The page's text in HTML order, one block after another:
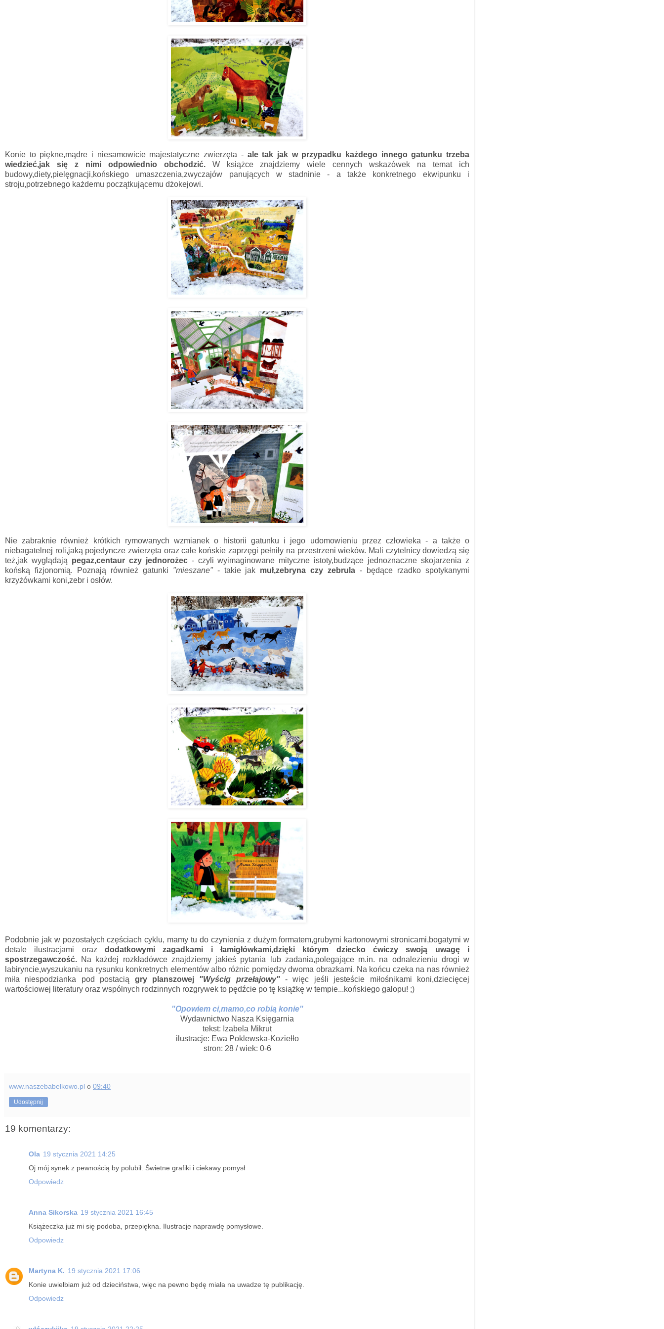
Konie to piękne,mądre i niesamowicie majestatyczne zwierzęta - ale tak jak w przypadku każdego innego gatunku trzeba
wiedzieć,jak się z nimi odpowiednio obchodzić.W książce znajdziemy wiele cennych wskazówek na temat ich
budowy,diety,pielęgnacji,końskiego umaszczenia,zwyczajów panujących w stadninie - a także konkretnego ekwipunku i
stroju,potrzebnego każdemu początkującemu dżokejowi.
Nie zabraknie również krótkich rymowanych wzmianek o historii gatunku i jego udomowieniu przez człowieka - a także o
niebagatelnej roli,jaką pojedyncze zwierzęta oraz całe końskie zaprzęgi pełniły na przestrzeni wieków. Mali czytelnicy dowiedzą się
też,jak wyglądają pegaz,centaur czy jednorożec- czyli wyimaginowane mityczne istoty,budzące jednoznaczne skojarzenia z
końską fizjonomią. Poznają również gatunki "mieszane"- takie jak muł,zebryna czy zebrula - będące rzadko spotykanymi
krzyżówkami koni,zebr i osłów.
Podobnie jak w pozostałych częściach cyklu, mamy tu do czynienia z dużym formatem,grubymi kartonowymi stronicami,bogatymi w
detale ilustracjami oraz dodatkowymi zagadkami i łamigłówkami,dzięki którym dziecko ćwiczy swoją uwagę i
spostrzegawczość. Na każdej rozkładówce znajdziemy jakieś pytania lub zadania,polegające m.in. na odnalezieniu drogi w
labiryncie,wyszukaniu na rysunku konkretnych elementów albo różnic pomiędzy dwoma obrazkami. Na końcu czeka na nas również
miła niespodzianka pod postacią gry planszowej "Wyścig przełajowy"- więc jeśli jesteście miłośnikami koni,dziecięcej
wartościowej literatury oraz wspólnych rodzinnych rozgrywek to pędźcie po tę książkę w tempie...końskiego galopu! ;)
"Opowiem ci,mamo,co robią konie"
Wydawnictwo Nasza Księgarnia
tekst: Izabela Mikrut
ilustracje: Ewa Poklewska-Koziełło
stron: 28 / wiek: 0-6
www.naszebabelkowo.pl o 09:40
Udostępnij
19 komentarzy:
Ola 19 stycznia 2021 14:25
Oj mój synek z pewnością by polubił. Świetne grafiki i ciekawy pomysł
Odpowiedz
Anna Sikorska 19 stycznia 2021 16:45
Książeczka już mi się podoba, przepiękna. Ilustracje naprawdę pomysłowe.
Odpowiedz
Martyna K. 19 stycznia 2021 17:06
Konie uwielbiam już od dzieciństwa, więc na pewno będę miała na uwadze tę publikację.
Odpowiedz